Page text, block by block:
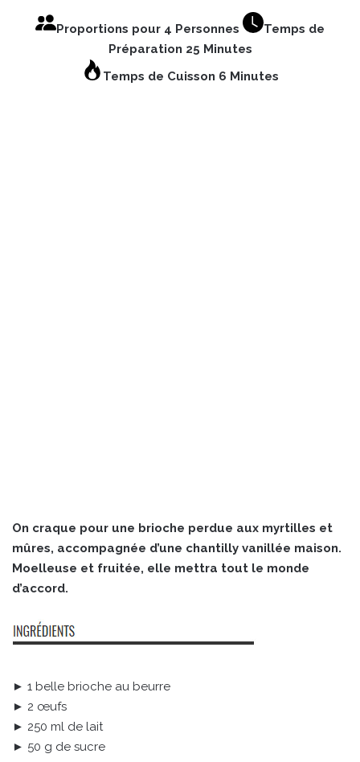
Proportions pour 4 Personnes
Temps de
Préparation 25 Minutes
Temps de Cuisson 6 Minutes
On craque pour une brioche perdue aux myrtilles et
mûres, accompagnée d’une chantilly vanillée maison.
Moelleuse et fruitée, elle mettra tout le monde
d’accord.
► 1 belle brioche au beurre
► 2 œufs
► 250 ml de lait
► 50 g de sucre